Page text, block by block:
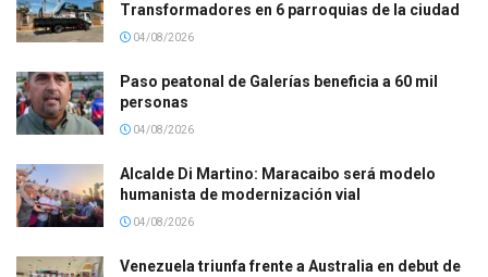
Transformadores en 6 parroquias de la ciudad
04/08/2026
Paso peatonal de Galerías beneficia a 60 mil
personas
04/08/2026
Alcalde Di Martino: Maracaibo será modelo
humanista de modernización vial
04/08/2026
Venezuela triunfa frente a Australia en debut de